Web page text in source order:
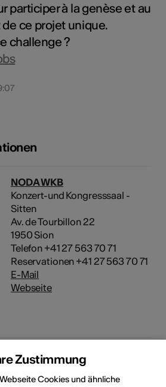
participer à la genèse et au
ce projet unique.
challenge ?
NODA WKB
Konzert-und Kongresssaal -
Sitten
Av. de Tourbillon 22
1950 Sion
Telefon +41 27 563 70 71
Reservationen +41 27 563 70 71
E-Mail
Webseite
Kulturbereich
Bühnenkunst, Musik,
Wissenschaft, Weiteres
Zustimmung
Cookies und ähnliche